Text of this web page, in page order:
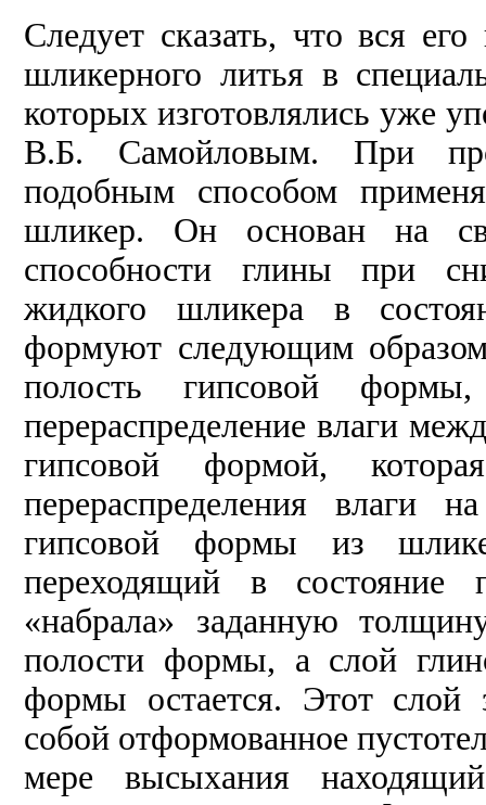
Следует сказать, что вся
шликерного литья в
которых изготовлялись уже
В.Б. Самойловым. При
подобным способом
шликер. Он основан на
способности глины при
жидкого шликера в
формуют следующим
полость гипсовой
перераспределение влаги
гипсовой формой,
перераспределения влаги
гипсовой формы из
переходящий в состояние
«набрала» заданную
полости формы, а слой
формы остается. Этот слой
собой отформованное
мере высыхания